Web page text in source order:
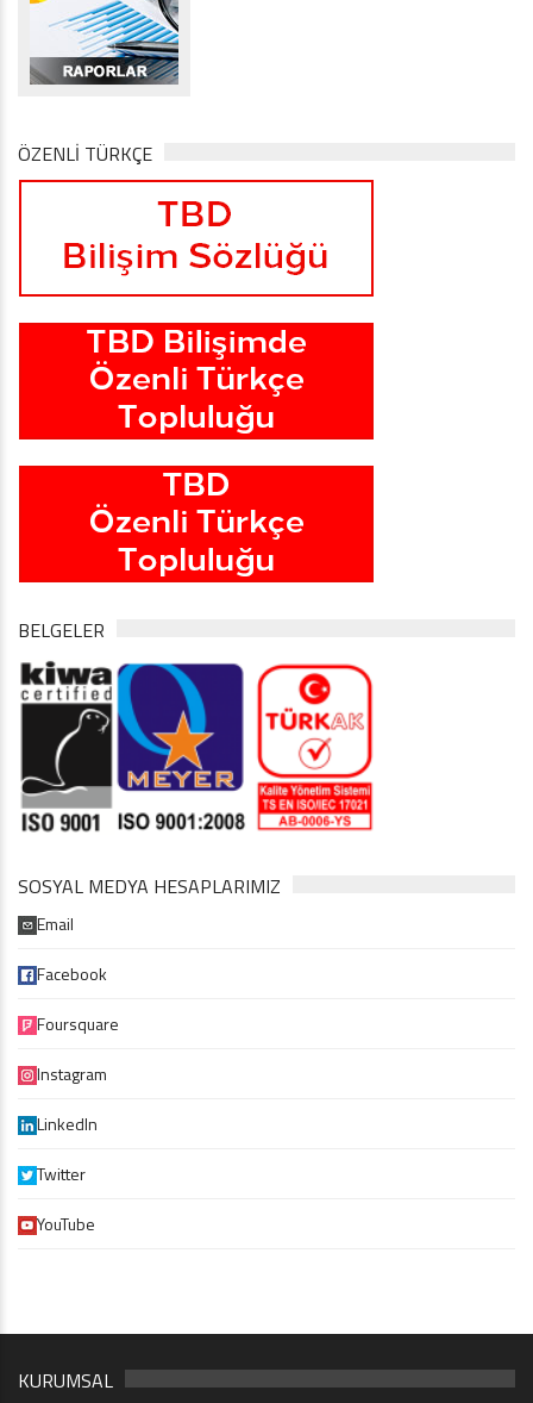
ÖZENLİ TÜRKÇE
BELGELER
SOSYAL MEDYA HESAPLARIMIZ
Email
Facebook
Foursquare
Instagram
LinkedIn
Twitter
YouTube
KURUMSAL